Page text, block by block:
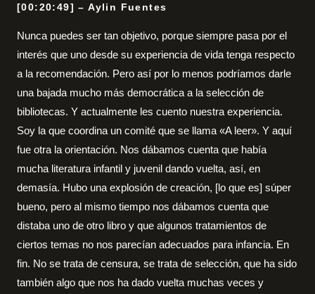
[00:20:49] – Aylin Fuentes
Nunca puedes ser tan objetivo, porque siempre pasa por el
interés que uno desde su experiencia de vida tenga respecto
a la recomendación. Pero así por lo menos podríamos darle
una bajada mucho más democrática a la selección de
bibliotecas. Y actualmente les cuento nuestra experiencia.
Soy la que coordina un comité que se llama «A leer». Y aquí
fue otra la orientación. Nos dábamos cuenta que había
mucha literatura infantil y juvenil dando vuelta, así, en
demasía. Hubo una explosión de creación, [lo que es] súper
bueno, pero al mismo tiempo nos dábamos cuenta que
distaba uno de otro libro y que algunos tratamientos de
ciertos temas no nos parecían adecuados para infancia. En
fin. No se trata de censura, se trata de selección, que ha sido
también algo que nos ha dado vuelta muchas veces y